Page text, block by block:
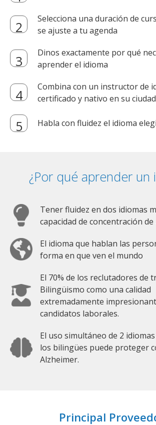
Selecciona una duración de
se ajuste a tu agenda
Dinos exactamente por qué
aprender el idioma
Combina con un instructor de
certificado y nativo en su
Habla con fluidez el idioma
¿Por qué aprender un
Tener fluidez en dos idiomas
capacidad de concentración
El idioma que hablan las
forma en que ven el mundo
El 70% de los reclutadores de
Bilingüismo como una calidad
extremadamente
candidatos laborales.
El uso simultáneo de 2
los bilingües puede proteger
Alzheimer.
Principal